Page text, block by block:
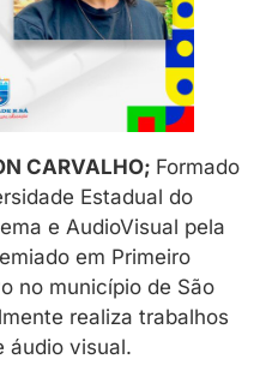
CARVALHO; Formado
Estadual do
e AudioVisual pela
em Primeiro
no município de São
realiza trabalhos
áudio visual.